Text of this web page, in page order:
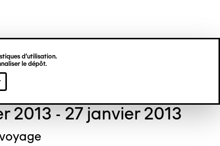
d’utilisation.
le dépôt.
NEDJAR
2013 - 27 janvier 2013